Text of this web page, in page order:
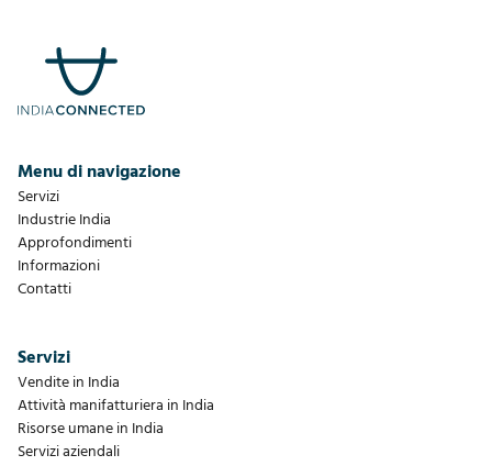
Menu di navigazione
Servizi
Industrie India
Approfondimenti
Informazioni
Contatti
Servizi
Vendite in India
Attività manifatturiera in India
Risorse umane in India
Servizi aziendali